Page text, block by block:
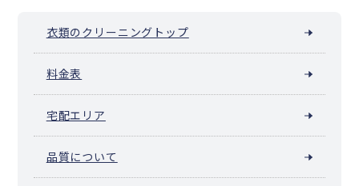
衣類のクリーニングトップ
料金表
宅配エリア
品質について